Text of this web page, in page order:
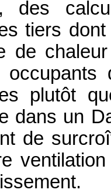
des
tiers
de
occupants
plutôt
dans un
de